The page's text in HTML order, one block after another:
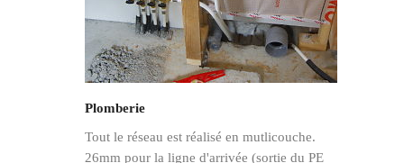
Plomberie
Tout le réseau est réalisé en mutlicouche.
26mm pour la ligne d'arrivée (sortie du PE